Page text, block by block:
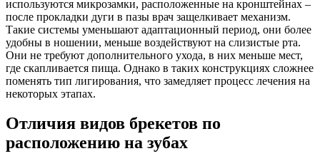
используются микрозамки, расположенные на кронштейнах –
после прокладки дуги в пазы врач защелкивает механизм.
Такие системы уменьшают адаптационный период, они более
удобны в ношении, меньше воздействуют на слизистые рта.
Они не требуют дополнительного ухода, в них меньше мест,
где скапливается пища. Однако в таких конструкциях сложнее
поменять тип лигирования, что замедляет процесс лечения на
некоторых этапах.
Отличия видов брекетов по
расположению на зубах